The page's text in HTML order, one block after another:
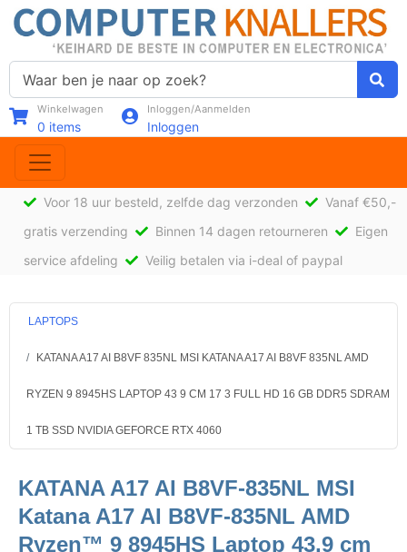
Winkelwagen
0 items
Inloggen/Aanmelden
Inloggen
Voor 18 uur besteld, zelfde dag verzonden
Vanaf €50,-
gratis verzending
Binnen 14 dagen retourneren
Eigen
service afdeling
Veilig betalen via i-deal of paypal
LAPTOPS
KATANA A17 AI B8VF 835NL MSI KATANA A17 AI B8VF 835NL AMD
RYZEN 9 8945HS LAPTOP 43 9 CM 17 3 FULL HD 16 GB DDR5 SDRAM
1 TB SSD NVIDIA GEFORCE RTX 4060
KATANA A17 AI B8VF-835NL MSI
Katana A17 AI B8VF-835NL AMD
Ryzen™ 9 8945HS Laptop 43,9 cm